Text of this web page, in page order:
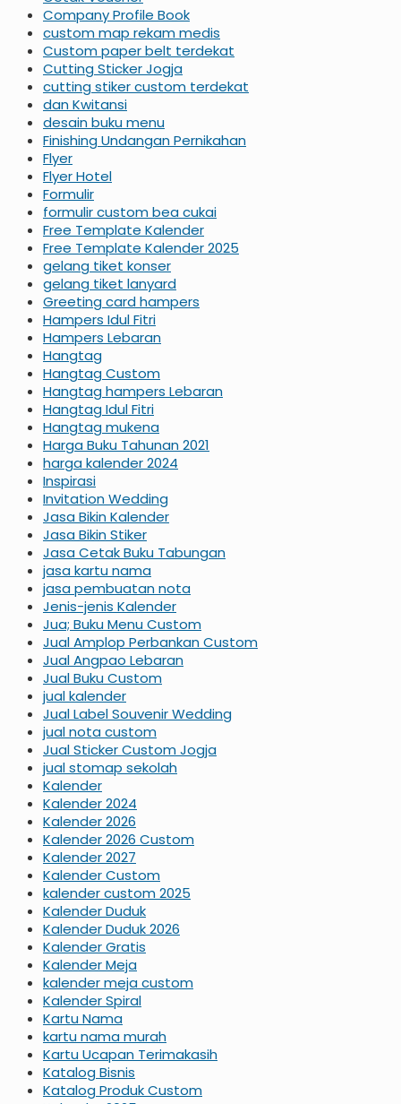
Company Profile Book
custom map rekam medis
Custom paper belt terdekat
Cutting Sticker Jogja
cutting stiker custom terdekat
dan Kwitansi
desain buku menu
Finishing Undangan Pernikahan
Flyer
Flyer Hotel
Formulir
formulir custom bea cukai
Free Template Kalender
Free Template Kalender 2025
gelang tiket konser
gelang tiket lanyard
Greeting card hampers
Hampers Idul Fitri
Hampers Lebaran
Hangtag
Hangtag Custom
Hangtag hampers Lebaran
Hangtag Idul Fitri
Hangtag mukena
Harga Buku Tahunan 2021
harga kalender 2024
Inspirasi
Invitation Wedding
Jasa Bikin Kalender
Jasa Bikin Stiker
Jasa Cetak Buku Tabungan
jasa kartu nama
jasa pembuatan nota
Jenis-jenis Kalender
Jua; Buku Menu Custom
Jual Amplop Perbankan Custom
Jual Angpao Lebaran
Jual Buku Custom
jual kalender
Jual Label Souvenir Wedding
jual nota custom
Jual Sticker Custom Jogja
jual stomap sekolah
Kalender
Kalender 2024
Kalender 2026
Kalender 2026 Custom
Kalender 2027
Kalender Custom
kalender custom 2025
Kalender Duduk
Kalender Duduk 2026
Kalender Gratis
Kalender Meja
kalender meja custom
Kalender Spiral
Kartu Nama
kartu nama murah
Kartu Ucapan Terimakasih
Katalog Bisnis
Katalog Produk Custom